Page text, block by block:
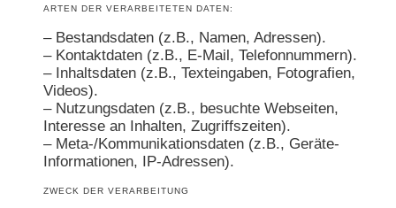
ARTEN DER VERARBEITETEN DATEN:
– Bestandsdaten (z.B., Namen, Adressen).
– Kontaktdaten (z.B., E-Mail, Telefonnummern).
– Inhaltsdaten (z.B., Texteingaben, Fotografien,
Videos).
– Nutzungsdaten (z.B., besuchte Webseiten,
Interesse an Inhalten, Zugriffszeiten).
– Meta-/Kommunikationsdaten (z.B., Geräte-
Informationen, IP-Adressen).
ZWECK DER VERARBEITUNG